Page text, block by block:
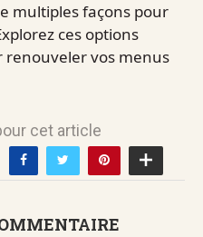
multiples façons pour
ces options
renouveler vos menus
cet article